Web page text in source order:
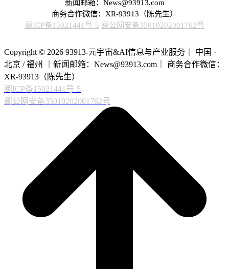
新闻邮箱：News@93913.com
商务合作微信：XR-93913（陈先生）
闽ICP备15021441号-5 闽公网安备35010202001762号
Copyright © 2026 93913-元宇宙&AI信息与产业服务｜ 中国 ·
北京 / 福州 ｜新闻邮箱：News@93913.com｜ 商务合作微信：
XR-93913（陈先生）
闽ICP备15021441号-5
闽公网安备35010202001762号